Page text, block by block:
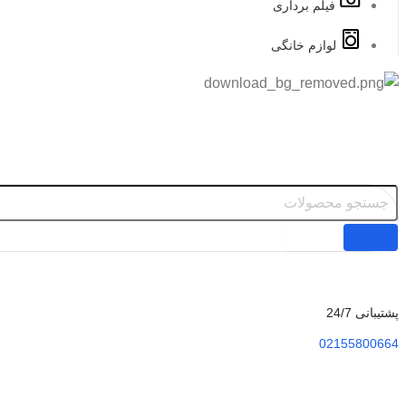
فیلم برداری
لوازم خانگی
پشتیبانی 24/7
02155800664